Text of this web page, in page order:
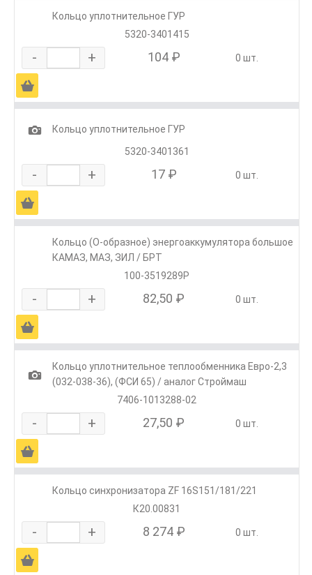
Кольцо уплотнительное ГУР
5320-3401415
- + 104 ₽ 0 шт.
Ä
1
Кольцо уплотнительное ГУР
5320-3401361
- + 17 ₽ 0 шт.
Ä
Кольцо (О-образное) энергоаккумулятора большое
КАМАЗ, МАЗ, ЗИЛ / БРТ
100-3519289Р
- + 82,50 ₽ 0 шт.
Ä
1
Кольцо уплотнительное теплообменника Евро-2,3
(032-038-36), (ФСИ 65) / аналог Строймаш
7406-1013288-02
- + 27,50 ₽ 0 шт.
Ä
Кольцо синхронизатора ZF 16S151/181/221
К20.00831
- + 8 274 ₽ 0 шт.
Ä